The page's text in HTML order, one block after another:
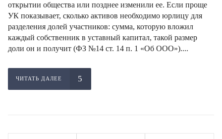
открытии общества или позднее изменили ее. Если проще
УК показывает, сколько активов необходимо юрлицу для
разделения долей участников: сумма, которую вложил
каждый собственник в уставный капитал, такой размер
доли он и получит (ФЗ №14 ст. 14 п. 1 «Об ООО»)....
ЧИТАТЬ ДАЛЕЕ